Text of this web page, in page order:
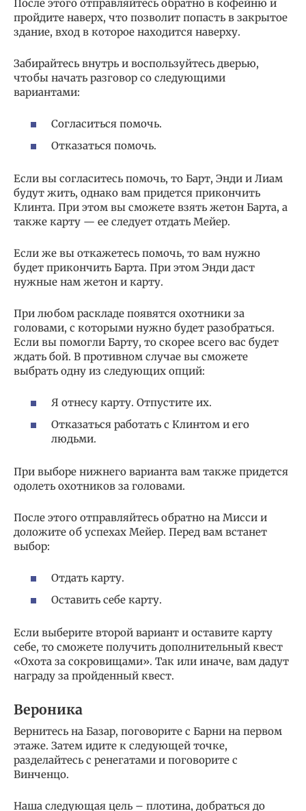
После этого отправляйтесь обратно в кофейню и
пройдите наверх, что позволит попасть в закрытое
здание, вход в которое находится наверху.
Забирайтесь внутрь и воспользуйтесь дверью,
чтобы начать разговор со следующими
вариантами:
Согласиться помочь.
Отказаться помочь.
Если вы согласитесь помочь, то Барт, Энди и Лиам
будут жить, однако вам придется прикончить
Клинта. При этом вы сможете взять жетон Барта, а
также карту — ее следует отдать Мейер.
Если же вы откажетесь помочь, то вам нужно
будет прикончить Барта. При этом Энди даст
нужные нам жетон и карту.
При любом раскладе появятся охотники за
головами, с которыми нужно будет разобраться.
Если вы помогли Барту, то скорее всего вас будет
ждать бой. В противном случае вы сможете
выбрать одну из следующих опций:
Я отнесу карту. Отпустите их.
Отказаться работать с Клинтом и его
людьми.
При выборе нижнего варианта вам также придется
одолеть охотников за головами.
После этого отправляйтесь обратно на Мисси и
доложите об успехах Мейер. Перед вам встанет
выбор:
Отдать карту.
Оставить себе карту.
Если выберите второй вариант и оставите карту
себе, то сможете получить дополнительный квест
«Охота за сокровищами». Так или иначе, вам дадут
награду за пройденный квест.
Вероника
Вернитесь на Базар, поговорите с Барни на первом
этаже. Затем идите к следующей точке,
разделайтесь с ренегатами и поговорите с
Винченцо.
Наша следующая цель – плотина, добраться до